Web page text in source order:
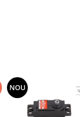
NOU